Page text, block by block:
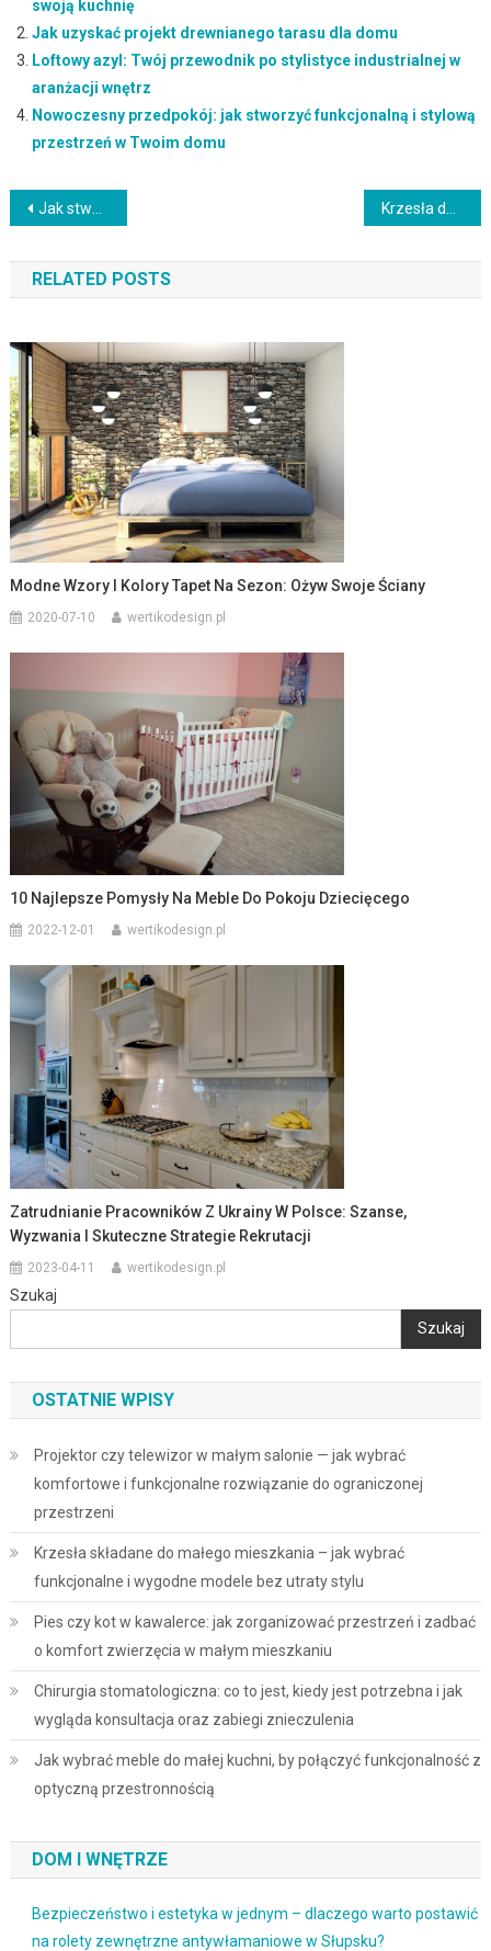
swoją kuchnię
Jak uzyskać projekt drewnianego tarasu dla domu
Loftowy azyl: Twój przewodnik po stylistyce industrialnej w
aranżacji wnętrz
Nowoczesny przedpokój: jak stworzyć funkcjonalną i stylową
przestrzeń w Twoim domu
Nawigacja
wpisu
Jak stworzyć stylową aranżację biura w domu: Komfort i efektywność pracy
RELATED POSTS
Modne Wzory I Kolory Tapet Na Sezon: Ożyw Swoje Ściany
2020-07-10 wertikodesign.pl
10 Najlepsze Pomysły Na Meble Do Pokoju Dziecięcego
2022-12-01 wertikodesign.pl
Zatrudnianie Pracowników Z Ukrainy W Polsce: Szanse,
Wyzwania I Skuteczne Strategie Rekrutacji
2023-04-11 wertikodesign.pl
Szukaj
Szukaj
OSTATNIE WPISY
Projektor czy telewizor w małym salonie — jak wybrać
komfortowe i funkcjonalne rozwiązanie do ograniczonej
przestrzeni
Krzesła składane do małego mieszkania – jak wybrać
funkcjonalne i wygodne modele bez utraty stylu
Pies czy kot w kawalerce: jak zorganizować przestrzeń i zadbać
o komfort zwierzęcia w małym mieszkaniu
Chirurgia stomatologiczna: co to jest, kiedy jest potrzebna i jak
wygląda konsultacja oraz zabiegi znieczulenia
Jak wybrać meble do małej kuchni, by połączyć funkcjonalność z
optyczną przestronnością
DOM I WNĘTRZE
Bezpieczeństwo i estetyka w jednym – dlaczego warto postawić
na rolety zewnętrzne antywłamaniowe w Słupsku?